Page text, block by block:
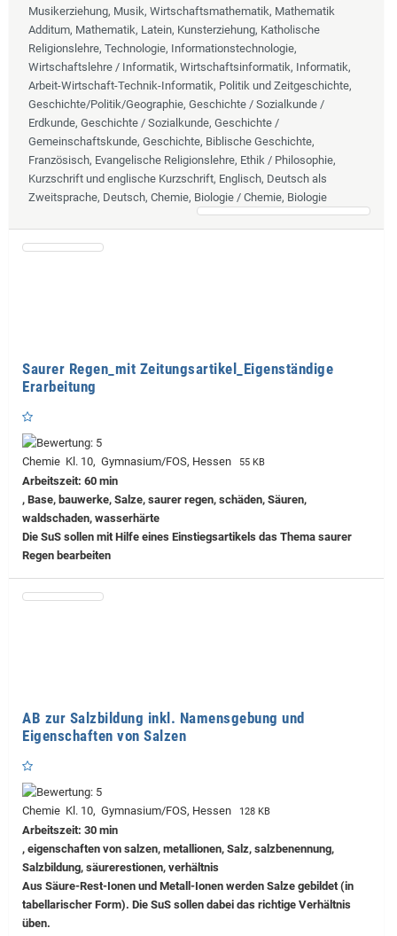
Musikerziehung, Musik, Wirtschaftsmathematik, Mathematik
Additum, Mathematik, Latein, Kunsterziehung, Katholische
Religionslehre, Technologie, Informationstechnologie,
Wirtschaftslehre / Informatik, Wirtschaftsinformatik, Informatik,
Arbeit-Wirtschaft-Technik-Informatik, Politik und Zeitgeschichte,
Geschichte/Politik/Geographie, Geschichte / Sozialkunde /
Erdkunde, Geschichte / Sozialkunde, Geschichte /
Gemeinschaftskunde, Geschichte, Biblische Geschichte,
Französisch, Evangelische Religionslehre, Ethik / Philosophie,
Kurzschrift und englische Kurzschrift, Englisch, Deutsch als
Zweitsprache, Deutsch, Chemie, Biologie / Chemie, Biologie
Saurer Regen_mit Zeitungsartikel_Eigenständige
Erarbeitung
Chemie Kl. 10, Gymnasium/FOS, Hessen 55 KB
Arbeitszeit: 60 min
, Base, bauwerke, Salze, saurer regen, schäden, Säuren,
waldschaden, wasserhärte
Die SuS sollen mit Hilfe eines Einstiegsartikels das Thema saurer
Regen bearbeiten
AB zur Salzbildung inkl. Namensgebung und
Eigenschaften von Salzen
Chemie Kl. 10, Gymnasium/FOS, Hessen 128 KB
Arbeitszeit: 30 min
, eigenschaften von salzen, metallionen, Salz, salzbenennung,
Salzbildung, säurerestionen, verhältnis
Aus Säure-Rest-Ionen und Metall-Ionen werden Salze gebildet (in
tabellarischer Form). Die SuS sollen dabei das richtige Verhältnis
üben.